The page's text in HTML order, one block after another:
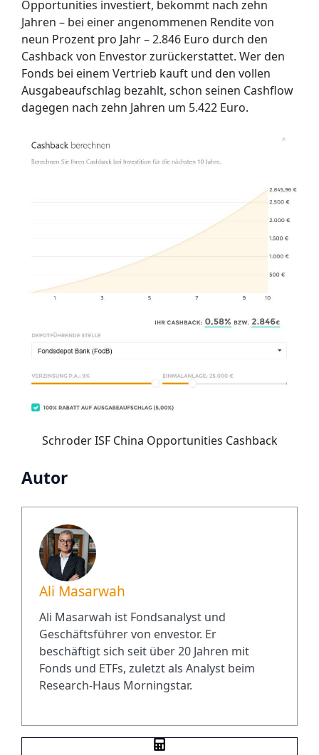
Opportunities investiert, bekommt nach zehn
Jahren – bei einer angenommenen Rendite von
neun Prozent pro Jahr – 2.846 Euro durch den
Cashback von Envestor zurückerstattet. Wer den
Fonds bei einem Vertrieb kauft und den vollen
Ausgabeaufschlag bezahlt, schon seinen Cashflow
dagegen nach zehn Jahren um 5.422 Euro.
Schroder ISF China Opportunities Cashback
Autor
Ali Masarwah
Ali Masarwah ist Fondsanalyst und
Geschäftsführer von envestor. Er
beschäftigt sich seit über 20 Jahren mit
Fonds und ETFs, zuletzt als Analyst beim
Research-Haus Morningstar.